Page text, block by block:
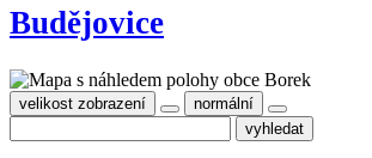
Budějovice
velikost zobrazení normální